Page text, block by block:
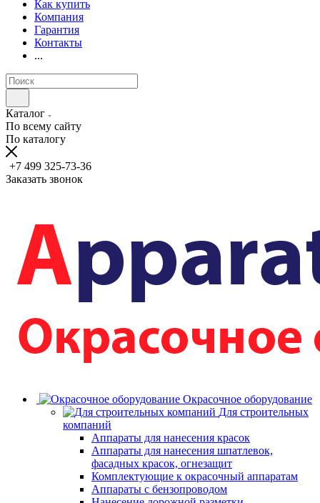
Как купить
Компания
Гарантия
Контакты
...
Каталог
По всему сайту
По каталогу
+7 499 325-73-36
Заказать звонок
Окрасочное оборудование
Для строительных
компаний
Аппараты для нанесения красок
Аппараты для нанесения шпатлевок,
фасадных красок, огнезащит
Комплектующие к окрасочный аппаратам
Аппараты с бензопроводом